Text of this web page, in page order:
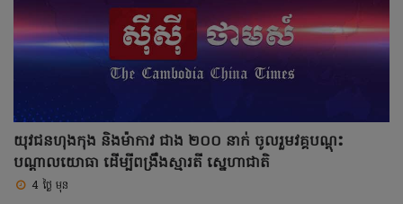
យុវជនហុងកុង និងម៉ាកាវ ជាង ២០០ នាក់ ចូលរួមវគ្គបណ្ដុះ
បណ្ដាលយោធា ដើម្បីពង្រឹងស្មារតី ស្នេហាជាតិ
4 ថ្ងៃ មុន